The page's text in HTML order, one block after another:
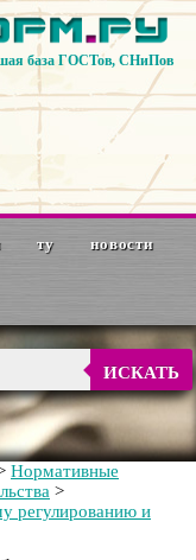
база ГОСТов, СНиПов
ту новости
ИСКАТЬ
Нормативные
>
регулированию и